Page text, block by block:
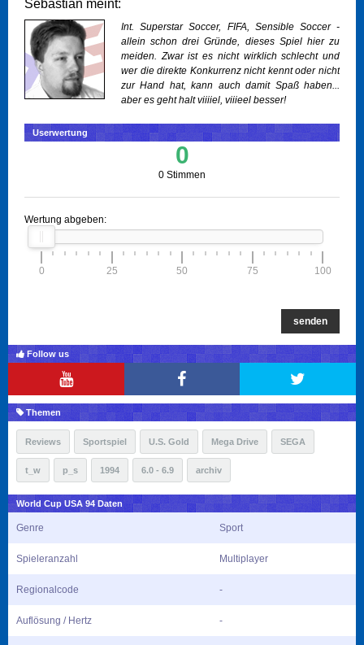
Sebastian meint:
Int. Superstar Soccer, FIFA, Sensible Soccer -
allein schon drei Gründe, dieses Spiel hier zu
meiden. Zwar ist es nicht wirklich schlecht und
wer die direkte Konkurrenz nicht kennt oder nicht
zur Hand hat, kann auch damit Spaß haben...
aber es geht halt viiiiel, viiieel besser!
Userwertung
0
0 Stimmen
Wertung abgeben:
0 25 50 75 100
senden
Follow us
Themen
Reviews Sportspiel U.S. Gold Mega Drive SEGA
t_w p_s 1994 6.0 - 6.9 archiv
World Cup USA 94 Daten
Genre Sport
Spieleranzahl Multiplayer
Regionalcode -
Auflösung / Hertz -